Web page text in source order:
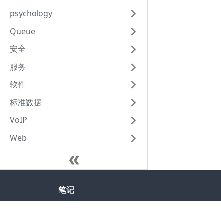
psychology
Queue
安全
服务
软件
标准数据
VoIP
Web
笔记